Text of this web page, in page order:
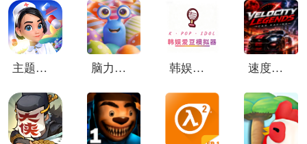
变异度提升可额外解锁专属被动
主题医院2 脑力遨游 韩娱爱豆模拟器 速度传奇赛车